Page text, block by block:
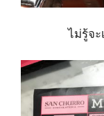
ไม่รู้จ